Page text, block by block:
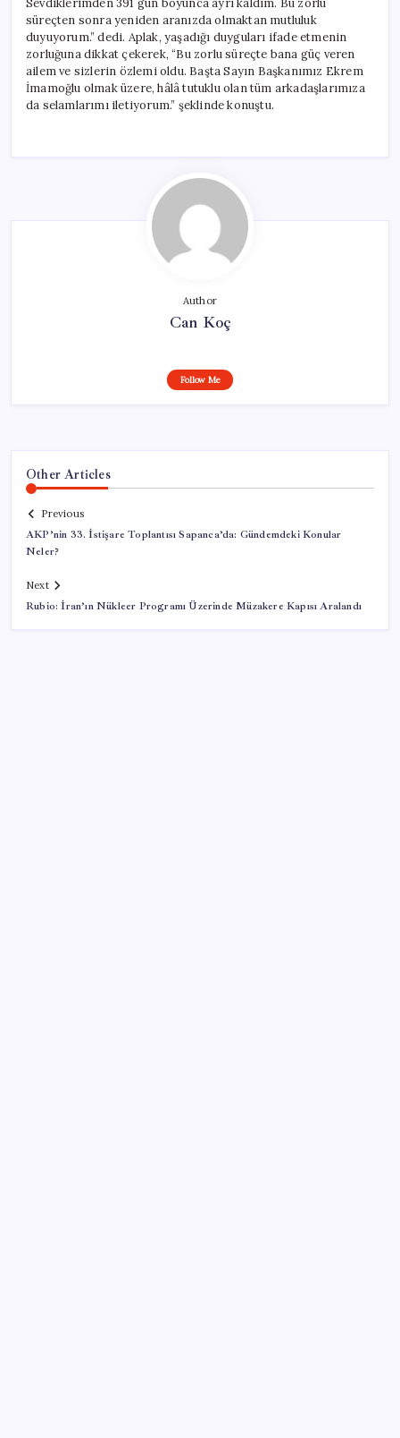
süreçten sonra yeniden aranızda olmaktan mutluluk
duyuyorum.” dedi. Aplak, yaşadığı duyguları ifade etmenin
zorluğuna dikkat çekerek, “Bu zorlu süreçte bana güç veren
ailem ve sizlerin özlemi oldu. Başta Sayın Başkanımız Ekrem
İmamoğlu olmak üzere, hâlâ tutuklu olan tüm arkadaşlarımıza
da selamlarımı iletiyorum.” şeklinde konuştu.
Author
Can Koç
Follow Me
Other Articles
Previous
AKP’nin 33. İstişare Toplantısı Sapanca’da: Gündemdeki Konular
Neler?
Next
Rubio: İran’ın Nükleer Programı Üzerinde Müzakere Kapısı Aralandı